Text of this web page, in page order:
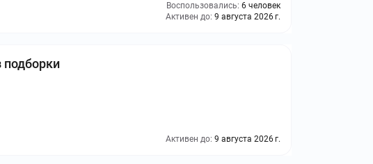
Воспользовались: 6 человек
Активен до: 9 августа 2026 г.
подборки
Активен до: 9 августа 2026 г.